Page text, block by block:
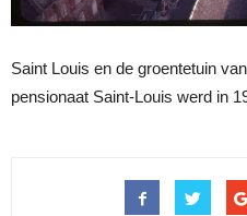
Saint Louis en de groentetuin
pensionaat Saint-Louis werd in